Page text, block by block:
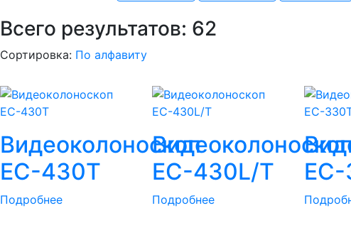
Всего результатов: 62
Сортировка: По алфавиту
Видеоколоноскоп
EС-430T
Подробнее
EС-430L/T
Подробнее